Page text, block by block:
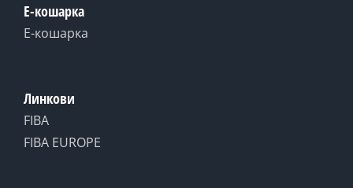
Е-кошарка
Е-кошарка
Линкови
FIBA
FIBA EUROPE